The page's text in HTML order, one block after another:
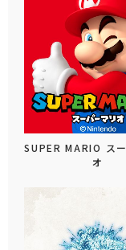
SUPER MARIO ス
オ